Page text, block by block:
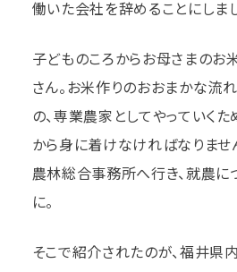
働いた会社を辞めることにしま
子どものころからお母さまのお
さん。お米作りのおおまかな流
の、専業農家としてやっていくた
から身に着けなければなりませ
農林総合事務所へ行き、就農に
に。
そこで紹介されたのが、福井県